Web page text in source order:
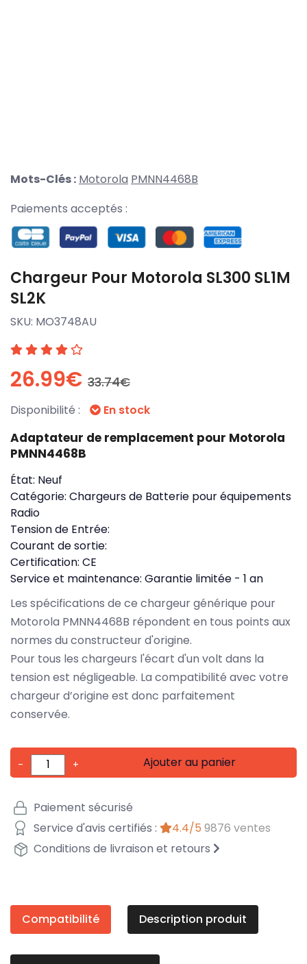
Mots-Clés : Motorola PMNN4468B
Paiements acceptés :
Chargeur Pour Motorola SL300 SL1M
SL2K
SKU: MO3748AU
26.99€ 33.74€
Disponibilité : En stock
Adaptateur de remplacement pour Motorola
PMNN4468B
État: Neuf
Catégorie: Chargeurs de Batterie pour équipements
Radio
Tension de Entrée:
Courant de sortie:
Certification: CE
Service et maintenance: Garantie limitée - 1 an
Les spécifications de ce chargeur générique pour
Motorola PMNN4468B répondent en tous points aux
normes du constructeur d'origine.
Pour tous les chargeurs l'écart d'un volt dans la
tension est négligeable. La compatibilité avec votre
chargeur d’origine est donc parfaitement
conservée.
- + Ajouter au panier
Paiement sécurisé
Service d'avis certifiés :
4.4/5 9876 ventes
Conditions de livraison et retours
Compatibilité Description produit